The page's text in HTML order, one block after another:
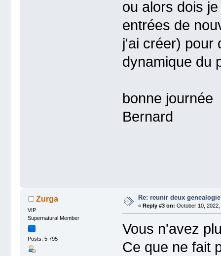
ou alors dois
entrées de
j'ai créer) pour
dynamique du
bonne journée
Bernard
Zurga
VIP
Supernatural Member
Posts: 5 795
Re: reunir deux genealogie
«Reply #3 on: October 10,
Vous n'avez
Ce que ne fait